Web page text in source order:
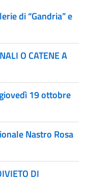
di “Gandria” e
O CATENE A
19 ottobre
Nastro Rosa
DI